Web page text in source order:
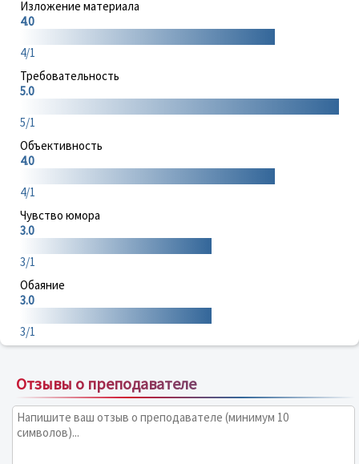
Изложение материала
4.0
4/1
Требовательность
5.0
5/1
Объективность
4.0
4/1
Чувство юмора
3.0
3/1
Обаяние
3.0
3/1
Отзывы о преподавателе